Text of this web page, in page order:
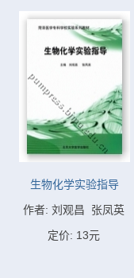
生物化学实验指导
作者: 刘观昌  张凤英
定价: 13元